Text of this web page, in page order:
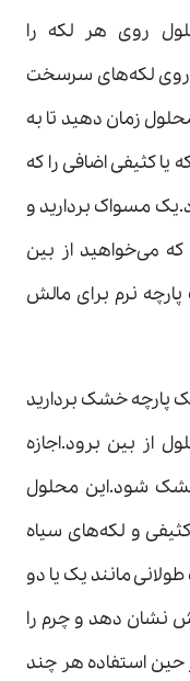
روی هر لکه را
روی لکه‌های سرسخت
دقیقه به محلول زمان دهید تا به
کثیفی اضافی را که
مسواک بردارید و
می‌خواهید از بین
نرم برای مالش
خشک بردارید
از بین برود.اجازه
شود.این محلول
و لکه‌های سیاه
مانند یک یا دو
نشان دهد و چرم را
حین استفاده هر چند